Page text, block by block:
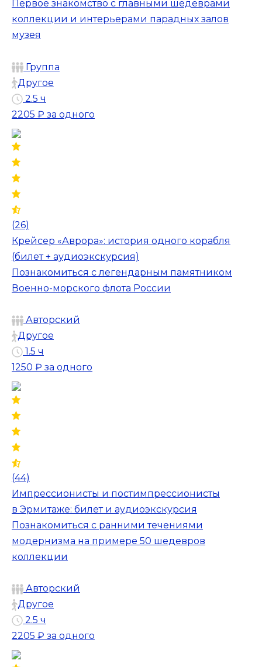
Первое знакомство с главными шедеврами
коллекции и интерьерами парадных залов
музея
Группа
Другое
2.5 ч
2205 ₽ за одного
(26)
Крейсер «Аврора»: история одного корабля
(билет + аудиоэкскурсия)
Познакомиться с легендарным памятником
Военно-морского флота России
Авторский
Другое
1.5 ч
1250 ₽ за одного
(44)
Импрессионисты и постимпрессионисты
в Эрмитаже: билет и аудиоэкскурсия
Познакомиться с ранними течениями
модернизма на примере 50 шедевров
коллекции
Авторский
Другое
2.5 ч
2205 ₽ за одного